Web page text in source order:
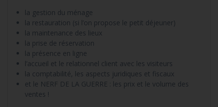
la gestion du ménage
la restauration (si l’on propose le petit déjeuner)
la maintenance des lieux
la prise de réservation
la présence en ligne
l’accueil et le relationnel client avec les visiteurs
la comptabilité, les aspects juridiques et fiscaux
et le NERF DE LA GUERRE : les prix et le volume des
ventes !